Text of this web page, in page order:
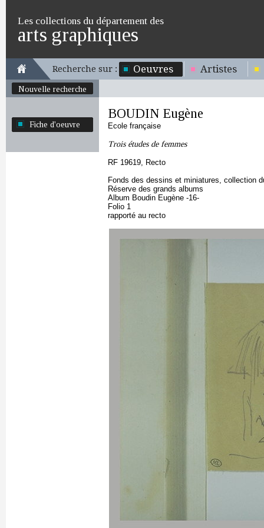
Les collections du département des
arts graphiques
Recherche sur : Oeuvres Artistes
Nouvelle recherche
Fiche d'oeuvre
BOUDIN Eugène
Ecole française
Trois études de femmes
RF 19619, Recto
Fonds des dessins et miniatures, collection
Réserve des grands albums
Album Boudin Eugène -16-
Folio 1
rapporté au recto